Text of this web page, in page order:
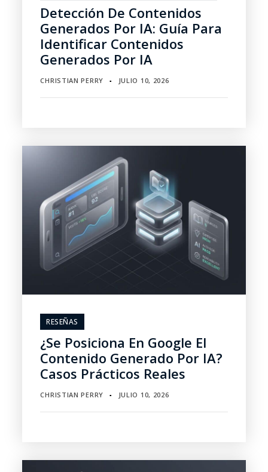
Detección De Contenidos
Generados Por IA: Guía Para
Identificar Contenidos
Generados Por IA
CHRISTIAN PERRY ▪ JULIO 10, 2026
RESEÑAS
¿Se Posiciona En Google El
Contenido Generado Por IA?
Casos Prácticos Reales
CHRISTIAN PERRY ▪ JULIO 10, 2026